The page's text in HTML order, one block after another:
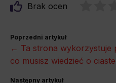
Brak ocen
Poprzedni artykuł
← Ta strona wykorzystuje
co musisz wiedzieć o
Następny artykuł